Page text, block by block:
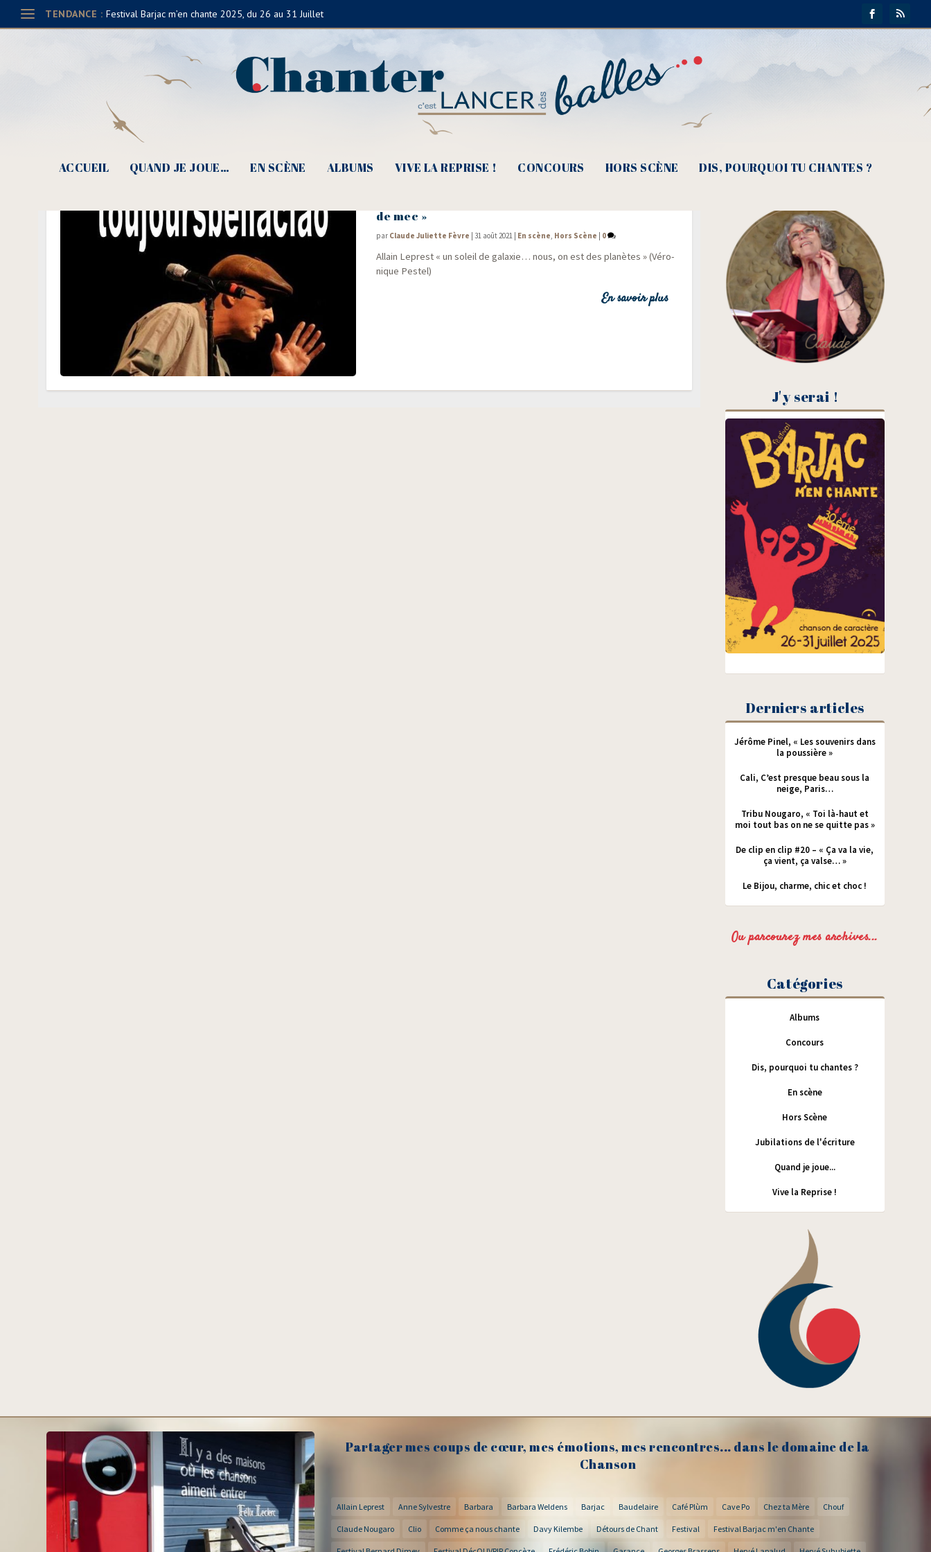
TENDANCE : Festival Barjac m’en chante 2025, du 26 au 31 Juillet
ACCUEIL QUAND JE JOUE… EN SCÈNE ALBUMS VIVE LA REPRISE ! CONCOURS HORS SCÈNE DIS, POURQUOI TU CHANTES ?
de mec »
par Claude Juliette Fèvre |31 août 2021 En scène, Hors Scène 0
Allain Leprest « un soleil de galaxie… nous, on est des pla­nètes » (Véro­
nique Pestel)
En savoir plus
J'y serai !
Derniers articles
Jérôme Pinel, « Les souvenirs dans
la poussière »
Cali, C’est presque beau sous la
neige, Paris…
Tribu Nougaro, « Toi là-haut et
moi tout bas on ne se quitte pas »
De clip en clip #20 – « Ça va la vie,
ça vient, ça valse… »
Le Bijou, charme, chic et choc !
Ou parcourez mes archives...
Catégories
Albums
Concours
Dis, pourquoi tu chantes ?
En scène
Hors Scène
Jubilations de l'écriture
Quand je joue...
Vive la Reprise !
Partager mes coups de cœur, mes émotions, mes rencontres... dans le domaine de la
Chanson
Allain Leprest Anne Sylvestre Barbara Barbara Weldens Barjac Baudelaire Café Plùm Cave Po Chez ta Mère Chouf
Claude Nougaro Clio Comme ça nous chante Davy Kilembe Détours de Chant Festival Festival Barjac m'en Chante